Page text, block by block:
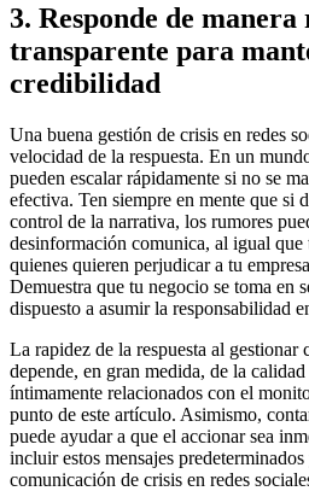
3. Responde de
transparente para
credibilidad
Una buena gestión de crisis en redes
velocidad de la respuesta. En un
pueden escalar rápidamente si no se
efectiva. Ten siempre en mente que si
control de la narrativa, los rumores
desinformación comunica, al igual
quienes quieren perjudicar a tu
Demuestra que tu negocio se toma en
dispuesto a asumir la responsabilidad
La rapidez de la respuesta al gestionar
depende, en gran medida, de la
íntimamente relacionados con el
punto de este artículo. Asimismo,
puede ayudar a que el accionar sea
incluir estos mensajes
comunicación de crisis en redes